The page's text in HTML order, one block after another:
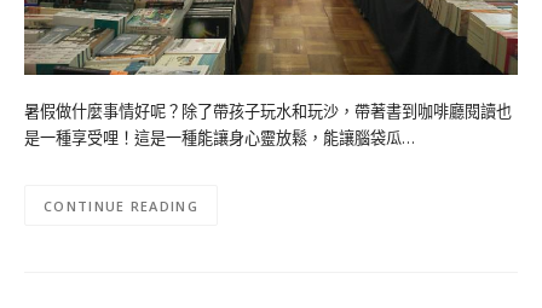
暑假做什麼事情好呢？除了帶孩子玩水和玩沙，帶著書到咖啡廳閱讀也
是一種享受哩！這是一種能讓身心靈放鬆，能讓腦袋瓜…
CONTINUE READING